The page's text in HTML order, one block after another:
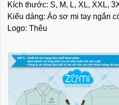
Kích thước: S, M, L, XL, XXL,
Kiểu dáng: Áo sơ mi tay ngắn
Logo: Thêu